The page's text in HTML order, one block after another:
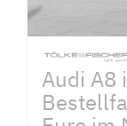
Audi A8